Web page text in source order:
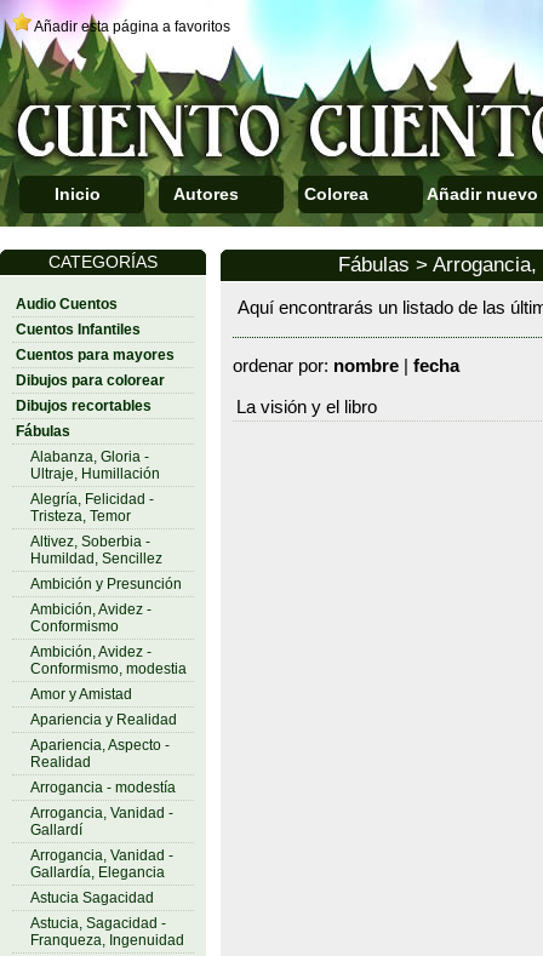
Añadir esta página a favoritos
Inicio Autores Colorea Añadir nuevo
CATEGORÍAS
Audio Cuentos
Cuentos Infantiles
Cuentos para mayores
Dibujos para colorear
Dibujos recortables
Fábulas
Alabanza, Gloria -
Ultraje, Humillación
Alegría, Felicidad -
Tristeza, Temor
Altivez, Soberbia -
Humildad, Sencillez
Ambición y Presunción
Ambición, Avidez -
Conformismo
Ambición, Avidez -
Conformismo, modestia
Amor y Amistad
Apariencia y Realidad
Apariencia, Aspecto -
Realidad
Arrogancia - modestía
Arrogancia, Vanidad -
Gallardí
Arrogancia, Vanidad -
Gallardía, Elegancia
Astucia Sagacidad
Astucia, Sagacidad -
Franqueza, Ingenuidad
Fábulas >
Aquí encontrarás un listado de las
ordenar por: nombre fecha
La visión y el libro